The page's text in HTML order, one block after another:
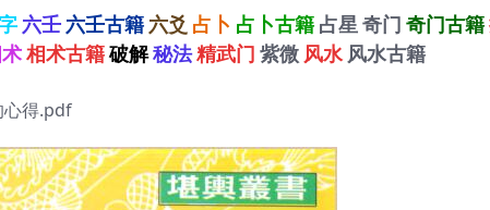
六壬 六壬古籍 六爻 占卜 占卜古籍 占星奇门 奇门古籍
相术古籍破解秘法精武门 紫微 风水 风水古籍
心得.pdf